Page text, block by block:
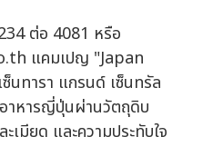
ต่อ 4081 หรือ
แคมเปญ "Japan
ทารา แกรนด์ เซ็นทรัล
าหารญี่ปุ่นผ่านวัตถุดิบ
เมียด และความประทับใจ